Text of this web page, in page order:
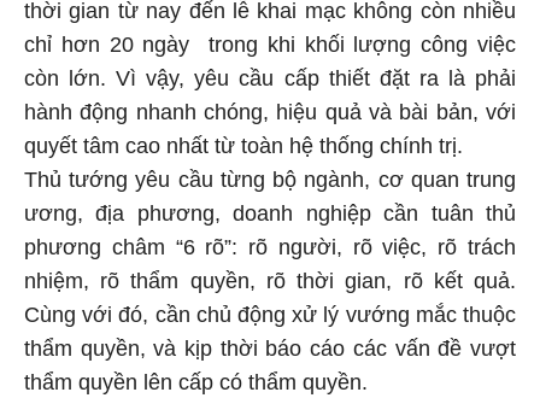
thời gian từ nay đến lễ khai mạc không còn nhiều
chỉ hơn 20 ngày trong khi khối lượng công việc
còn lớn. Vì vậy, yêu cầu cấp thiết đặt ra là phải
hành động nhanh chóng, hiệu quả và bài bản, với
quyết tâm cao nhất từ toàn hệ thống chính trị.
Thủ tướng yêu cầu từng bộ ngành, cơ quan trung
ương, địa phương, doanh nghiệp cần tuân thủ
phương châm “6 rõ”: rõ người, rõ việc, rõ trách
nhiệm, rõ thẩm quyền, rõ thời gian, rõ kết quả.
Cùng với đó, cần chủ động xử lý vướng mắc thuộc
thẩm quyền, và kịp thời báo cáo các vấn đề vượt
thẩm quyền lên cấp có thẩm quyền.